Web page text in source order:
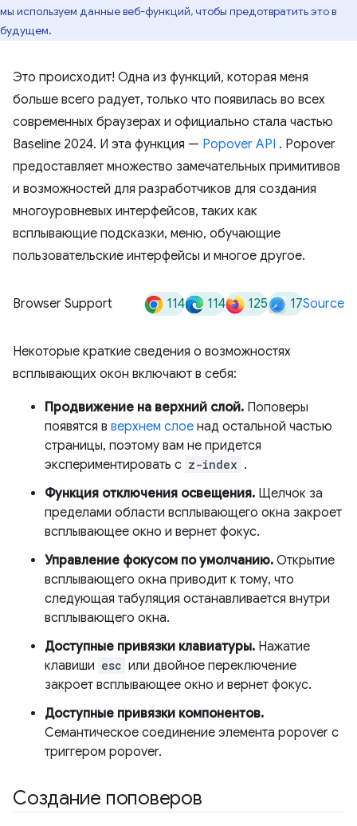
мы используем данные веб-функций, чтобы предотвратить это в
будущем.
Это происходит! Одна из функций, которая меня
больше всего радует, только что появилась во всех
современных браузерах и официально стала частью
Baseline 2024. И эта функция — Popover API . Popover
предоставляет множество замечательных примитивов
и возможностей для разработчиков для создания
многоуровневых интерфейсов, таких как
всплывающие подсказки, меню, обучающие
пользовательские интерфейсы и многое другое.
Browser Support 114 114 125 17Source
Некоторые краткие сведения о возможностях
всплывающих окон включают в себя:
Продвижение на верхний слой. Поповеры
появятся в верхнем слое над остальной частью
страницы, поэтому вам не придется
экспериментировать с z-index .
Функция отключения освещения. Щелчок за
пределами области всплывающего окна закроет
всплывающее окно и вернет фокус.
Управление фокусом по умолчанию. Открытие
всплывающего окна приводит к тому, что
следующая табуляция останавливается внутри
всплывающего окна.
Доступные привязки клавиатуры. Нажатие
клавиши esc или двойное переключение
закроет всплывающее окно и вернет фокус.
Доступные привязки компонентов.
Семантическое соединение элемента popover с
триггером popover.
Создание поповеров